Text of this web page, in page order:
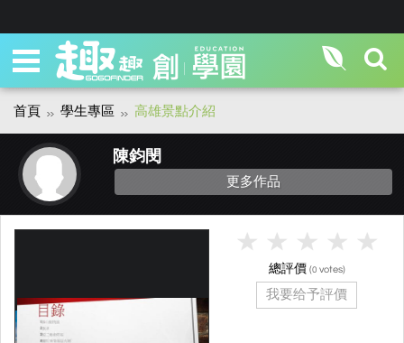
首頁 學生專區 高雄景點介紹
陳鈞閔
更多作品
總評價 (0 votes)
我要给予評價